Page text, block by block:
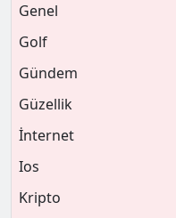
Genel
Golf
Gündem
Güzellik
İnternet
Ios
Kripto